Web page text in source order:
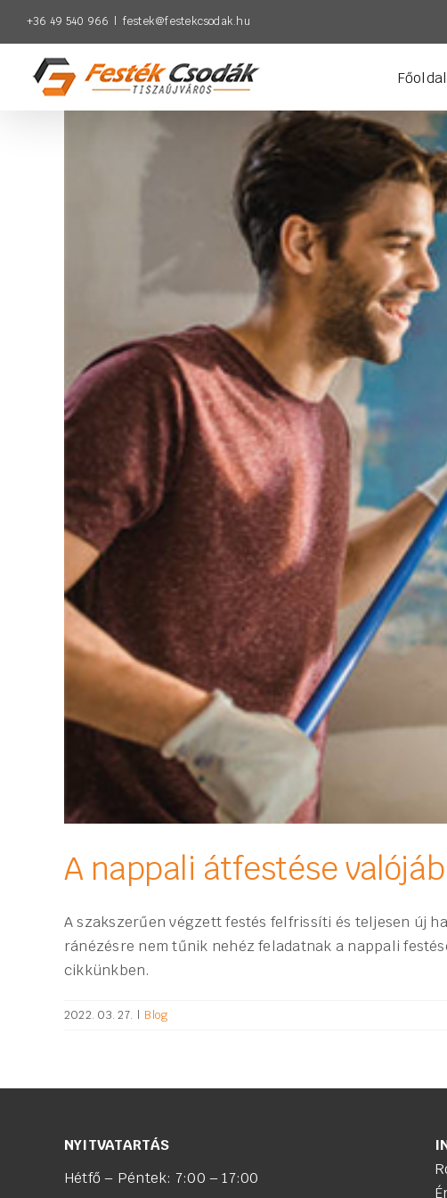
+36 49 540 966 festek@festekcsodak.hu
Főoldal
A nappali átfestése
A szakszerűen végzett festés felfrissíti és teljesen új
ránézésre nem tűnik nehéz feladatnak a nappali
cikkünkben.
2022. 03. 27. | Blog
NYITVATARTÁS
Hétfő – Péntek: 7:00 – 17:00